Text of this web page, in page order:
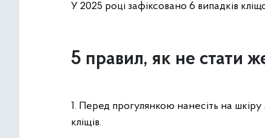
У 2025 році зафіксовано 6 випадків
5 правил, як не стати
1. Перед прогулянкою нанесіть на шкіру
кліщів.